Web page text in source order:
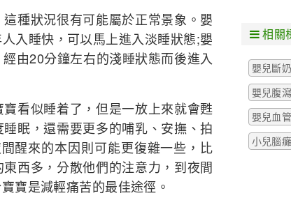
種狀況很有可能屬於正常景象。嬰
入睡快，可以馬上進入淡睡狀態;嬰
由20分鐘左右的淺睡狀態而後進入
看似睡着了，但是一放上來就會甦
眠，還需要更多的哺乳、安撫、拍
醒來的本因則可能更復雜一些，比
西多，分散他們的注意力，到夜間
寶是減輕痛苦的最佳途徑。
相關
嬰兒斷
嬰兒腹瀉
嬰兒血
小兒腦